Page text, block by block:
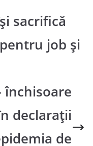
sacrifică
job și
închisoare
declarații
de